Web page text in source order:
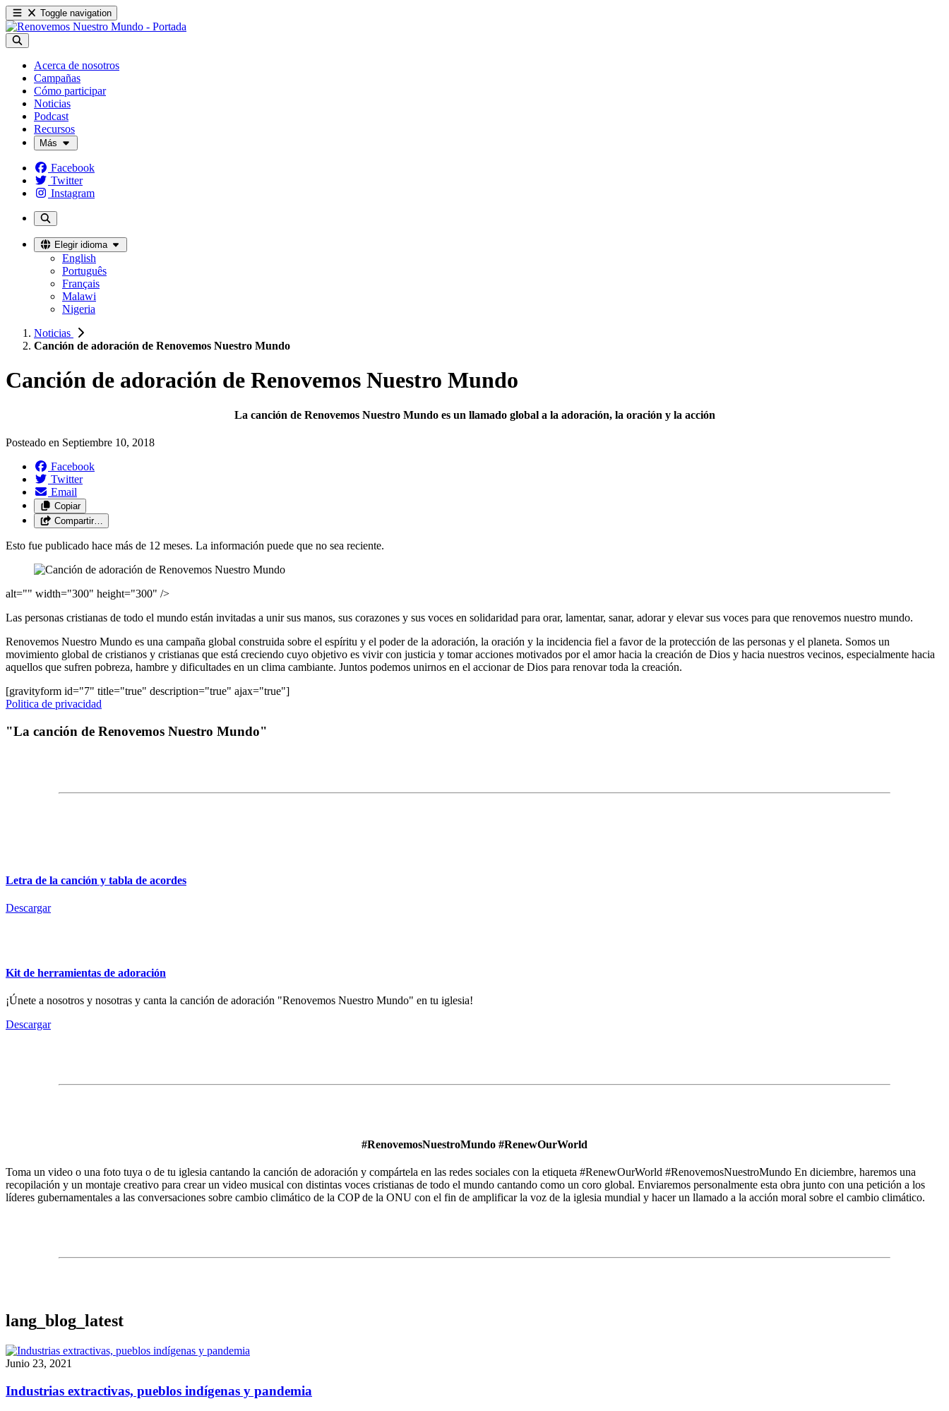
Toggle navigation
Acerca de nosotros
Campañas
Cómo participar
Noticias
Podcast
Recursos
Más
Facebook
Twitter
Instagram
Elegir idioma
English
Português
Français
Malawi
Nigeria
Noticias
Canción de adoración de Renovemos Nuestro Mundo
Canción de adoración de Renovemos Nuestro Mundo
La canción de Renovemos Nuestro Mundo es un llamado global a la adoración, la oración y la acción
Posteado en Septiembre 10, 2018
Facebook
Twitter
Email
Copiar
Compartir…
Esto fue publicado hace más de 12 meses. La información puede que no sea reciente.
alt="" width="300" height="300" />
Las personas cristianas de todo el mundo están invitadas a unir sus manos, sus corazones y sus voces en solidaridad para orar, lamentar, sanar, adorar y elevar sus voces para que renovemos nuestro mundo.
Renovemos Nuestro Mundo es una campaña global construida sobre el espíritu y el poder de la adoración, la oración y la incidencia fiel a favor de la protección de las personas y el planeta. Somos un
movimiento global de cristianos y cristianas que está creciendo cuyo objetivo es vivir con justicia y tomar acciones motivados por el amor hacia la creación de Dios y hacia nuestros vecinos, especialmente hacia
aquellos que sufren pobreza, hambre y dificultades en un clima cambiante. Juntos podemos unirnos en el accionar de Dios para renovar toda la creación.
[gravityform id="7" title="true" description="true" ajax="true"]
Politica de privacidad
"La canción de Renovemos Nuestro Mundo"
Letra de la canción y tabla de acordes
Descargar
Kit de herramientas de adoración
¡Únete a nosotros y nosotras y canta la canción de adoración "Renovemos Nuestro Mundo" en tu iglesia!
Descargar
#RenovemosNuestroMundo #RenewOurWorld
Toma un video o una foto tuya o de tu iglesia cantando la canción de adoración y compártela en las redes sociales con la etiqueta #RenewOurWorld #RenovemosNuestroMundo En diciembre, haremos una
recopilación y un montaje creativo para crear un video musical con distintas voces cristianas de todo el mundo cantando como un coro global. Enviaremos personalmente esta obra junto con una petición a los
líderes gubernamentales a las conversaciones sobre cambio climático de la COP de la ONU con el fin de amplificar la voz de la iglesia mundial y hacer un llamado a la acción moral sobre el cambio climático.
lang_blog_latest
Junio 23, 2021
Industrias extractivas, pueblos indígenas y pandemia